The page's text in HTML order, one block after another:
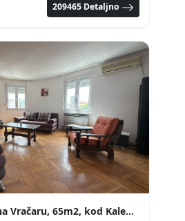
209465 Detaljno
Dvosoban stan na Vračaru, 65m2, kod Kalenić pijace